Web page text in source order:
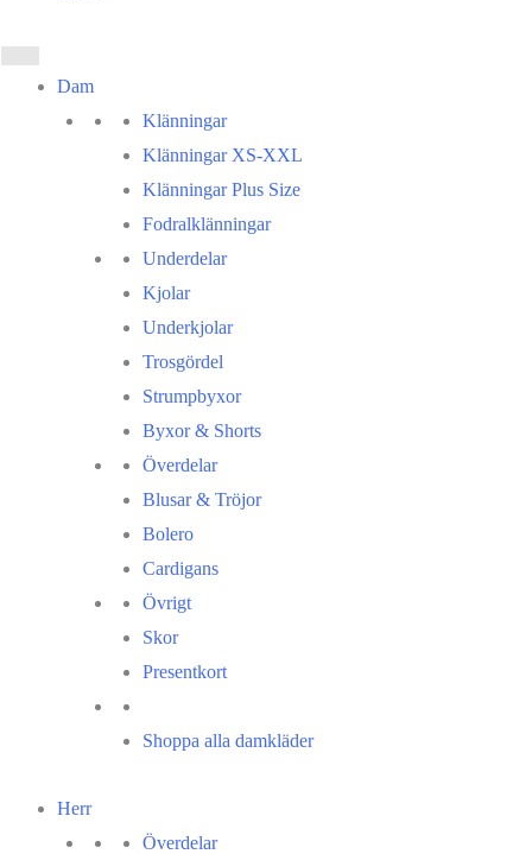
Dam
Klänningar
Klänningar XS-XXL
Klänningar Plus Size
Fodralklänningar
Underdelar
Kjolar
Underkjolar
Trosgördel
Strumpbyxor
Byxor & Shorts
Överdelar
Blusar & Tröjor
Bolero
Cardigans
Övrigt
Skor
Presentkort
Shoppa alla damkläder
Herr
Överdelar